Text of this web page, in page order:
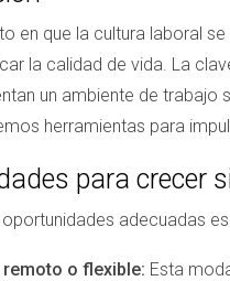
en que la cultura laboral
la calidad de vida. La
un ambiente de trabajo
herramientas para
para crecer
adecuadas
o flexible: Esta